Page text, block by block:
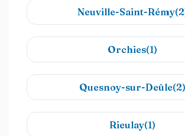
Neuville-Saint-
Orchies(1)
Quesnoy-sur-Deûle(2)
Rieulay(1)